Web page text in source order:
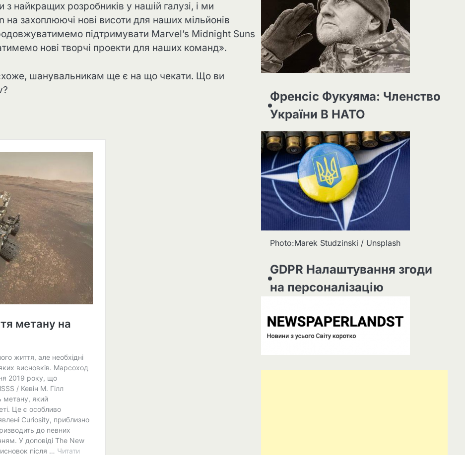
розробників у нашій галузі, і ми
захоплюючі нові висоти для наших мільйонів
підтримувати Marvel’s Midnight Suns
нові творчі проекти для наших команд».
шанувальникам ще є на що чекати. Що ви
Френсіс Фукуяма: Членство
України В НАТО
Photo:Marek Studzinski / Unsplash
GDPR Налаштування згоди
на персоналізацію